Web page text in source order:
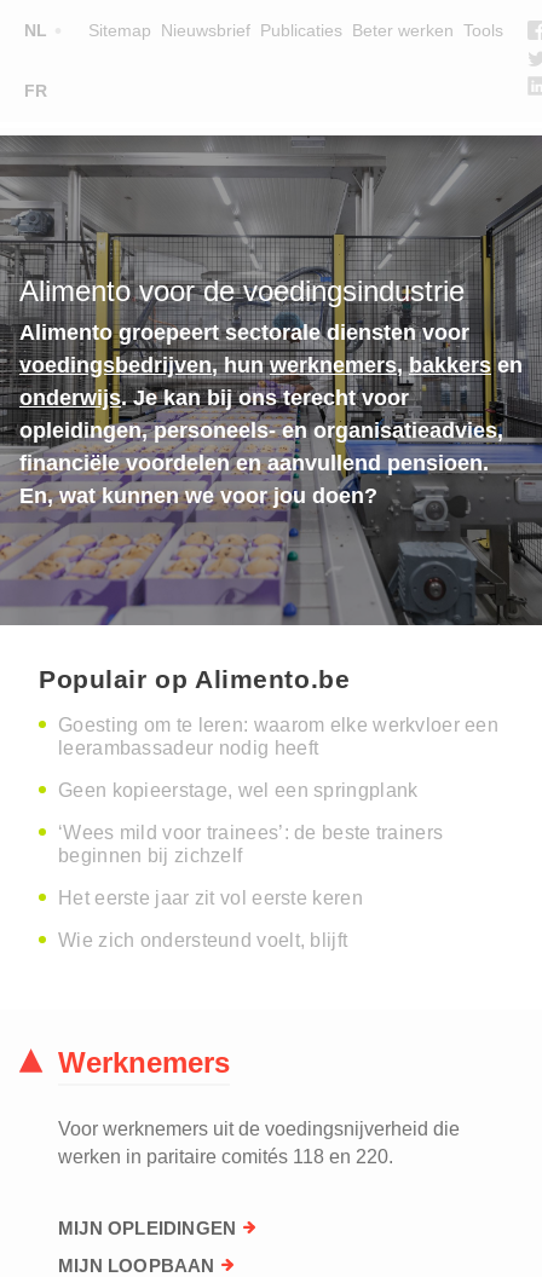
NL
FR
Sitemap Nieuwsbrief Publicaties Beter werken Tools
Main
navigation
OPLEIDINGEN
LESGEVERS
WIE ZIJN WE
TEAM
CONTACT
ZOEK EEN OPLEIDING
Alimento voor de voedingsindustrie
Alimento groepeert sectorale diensten voor
voedingsbedrijven, hunwerknemers,bakkersen
onderwijs. Je kan bij ons terecht voor
opleidingen, personeels- en organisatieadvies,
financiële voordelen en aanvullend pensioen.
En, wat kunnen we voor jou doen?
Populair op Alimento.be
Goesting om te leren: waarom elke werkvloer een
leerambassadeur nodig heeft
Geen kopieerstage, wel een springplank
‘Wees mild voor trainees’: de beste trainers
beginnen bij zichzelf
Het eerste jaar zit vol eerste keren
Wie zich ondersteund voelt, blijft
Werknemers
Voor werknemers uit de voedingsnijverheid die
werken in paritaire comités 118 en 220.
MIJN OPLEIDINGEN
MIJN LOOPBAAN